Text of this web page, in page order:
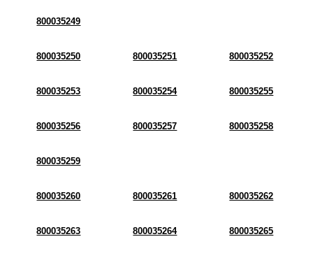
800035249
800035250 800035251 800035252
800035253 800035254 800035255
800035256 800035257 800035258
800035259
800035260 800035261 800035262
800035263 800035264 800035265